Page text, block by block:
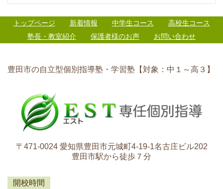
トップページ 新着情報 中学生コース
高校生コース
塾長・教室紹介
保護者様のお声 お問い合わせ
豊田市の自立型個別指導塾・学習塾【対象：中１～高３】
〒471-0024 愛知県豊田市元城町4-19-1名古庄ビル202
豊田市駅から徒歩７分
開校時間